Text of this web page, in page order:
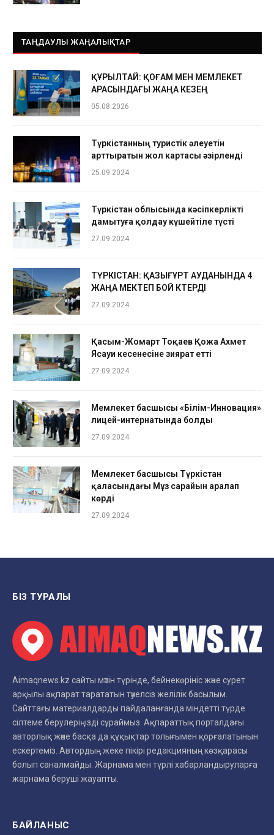
ТАҢДАУЛЫ ЖАҢАЛЫҚТАР
ҚҰРЫЛТАЙ: ҚОҒАМ МЕН МЕМЛЕКЕТ
АРАСЫНДАҒЫ ЖАҢА КЕЗЕҢ
05.08.2026
Түркістанның туристік әлеуетін
арттыратын жол картасы әзірленді
25.09.2024
Түркістан облысында кәсіпкерлікті
дамытуға қолдау күшейтіле түсті
27.09.2024
ТҮРКІСТАН: ҚАЗЫҒҰРТ АУДАНЫНДА 4
ЖАҢА МЕКТЕП БОЙ КӨТЕРДІ
27.09.2024
Қасым-Жомарт Тоқаев Қожа Ахмет
Ясауи кесенесіне зиярат етті
27.09.2024
Мемлекет басшысы «Білім-Инновация»
лицей-интернатында болды
27.09.2024
Мемлекет басшысы Түркістан
қаласындағы Мұз сарайын аралап
көрді
27.09.2024
БІЗ ТУРАЛЫ
Aimaqnews.kz сайты мәтін түрінде, бейнекөрініс және сурет
арқылы ақпарат тарататын тәуелсіз желілік басылым.
Сайттағы материалдарды пайдаланғанда міндетті түрде
сілтеме берулеріңізді сұраймыз. Ақпараттық порталдағы
авторлық және басқа да құқықтар толығымен қорғалатынын
ескертеміз. Автордың жеке пікірі редакцияның көзқарасы
болып саналмайды. Жарнама мен түрлі хабарландыруларға
жарнама беруші жауапты.
БАЙЛАНЫС